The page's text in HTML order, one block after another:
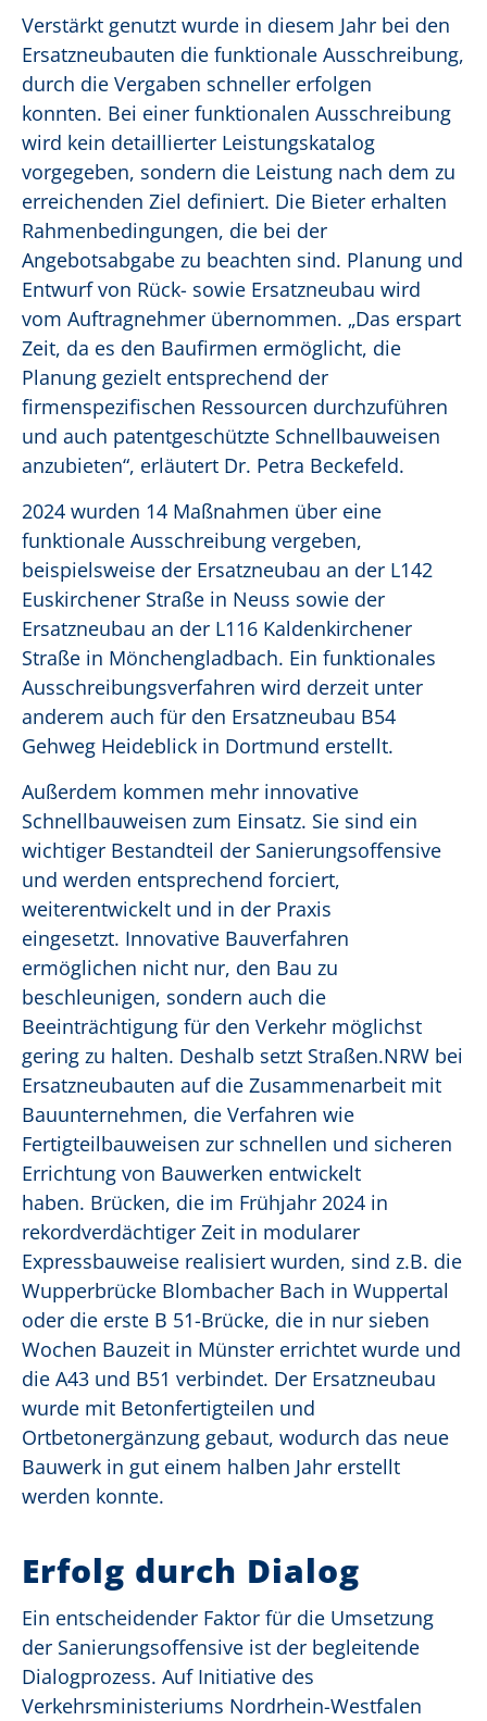
Verstärkt genutzt wurde in diesem Jahr bei den
Ersatzneubauten die funktionale Ausschreibung,
durch die Vergaben schneller erfolgen
konnten. Bei einer funktionalen Ausschreibung
wird kein detaillierter Leistungskatalog
vorgegeben, sondern die Leistung nach dem zu
erreichenden Ziel definiert. Die Bieter erhalten
Rahmenbedingungen, die bei der
Angebotsabgabe zu beachten sind. Planung und
Entwurf von Rück- sowie Ersatzneubau wird
vom Auftragnehmer übernommen. „Das erspart
Zeit, da es den Baufirmen ermöglicht, die
Planung gezielt entsprechend der
firmenspezifischen Ressourcen durchzuführen
und auch patentgeschützte Schnellbauweisen
anzubieten“, erläutert Dr. Petra Beckefeld.
2024 wurden 14 Maßnahmen über eine
funktionale Ausschreibung vergeben,
beispielsweise der Ersatzneubau an der L142
Euskirchener Straße in Neuss sowie der
Ersatzneubau an der L116 Kaldenkirchener
Straße in Mönchengladbach. Ein funktionales
Ausschreibungsverfahren wird derzeit unter
anderem auch für den Ersatzneubau B54
Gehweg Heideblick in Dortmund erstellt.
Außerdem kommen mehr innovative
Schnellbauweisen zum Einsatz. Sie sind ein
wichtiger Bestandteil der Sanierungsoffensive
und werden entsprechend forciert,
weiterentwickelt und in der Praxis
eingesetzt. Innovative Bauverfahren
ermöglichen nicht nur, den Bau zu
beschleunigen, sondern auch die
Beeinträchtigung für den Verkehr möglichst
gering zu halten. Deshalb setzt Straßen.NRW bei
Ersatzneubauten auf die Zusammenarbeit mit
Bauunternehmen, die Verfahren wie
Fertigteilbauweisen zur schnellen und sicheren
Errichtung von Bauwerken entwickelt
haben. Brücken, die im Frühjahr 2024 in
rekordverdächtiger Zeit in modularer
Expressbauweise realisiert wurden, sind z.B. die
Wupperbrücke Blombacher Bach in Wuppertal
oder die erste B 51-Brücke, die in nur sieben
Wochen Bauzeit in Münster errichtet wurde und
die A43 und B51 verbindet. Der Ersatzneubau
wurde mit Betonfertigteilen und
Ortbetonergänzung gebaut, wodurch das neue
Bauwerk in gut einem halben Jahr erstellt
werden konnte.
Erfolg durch Dialog
Ein entscheidender Faktor für die Umsetzung
der Sanierungsoffensive ist der begleitende
Dialogprozess. Auf Initiative des
Verkehrsministeriums Nordrhein-Westfalen